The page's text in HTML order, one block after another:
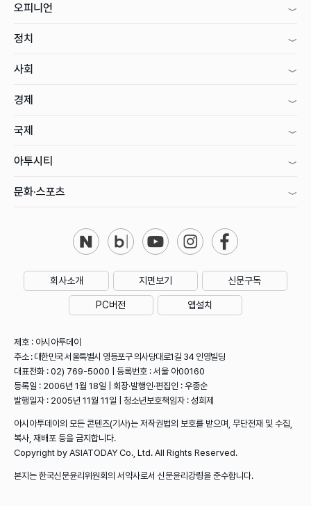
오피니언
정치
사회
경제
국제
아투시티
문화·스포츠
회사소개 지면보기 신문구독
PC버전 앱설치
제호 : 아시아투데이
주소 : 대한민국 서울특별시 영등포구 의사당대로1길 34 인영빌딩
대표전화 : 02) 769-5000 | 등록번호 : 서울 아00160
등록일 : 2006년 1월 18일 | 회장·발행인·편집인 : 우종순
발행일자 : 2005년 11월 11일 | 청소년보호책임자 : 성희제
아시아투데이의 모든 콘텐츠(기사)는 저작권법의 보호를 받으며, 무단전재 및 수집,
복사, 재배포 등을 금지합니다.
Copyright by ASIATODAY Co., Ltd. All Rights Reserved.
본지는 한국신문윤리위원회의 서약사로서 신문윤리강령을 준수합니다.